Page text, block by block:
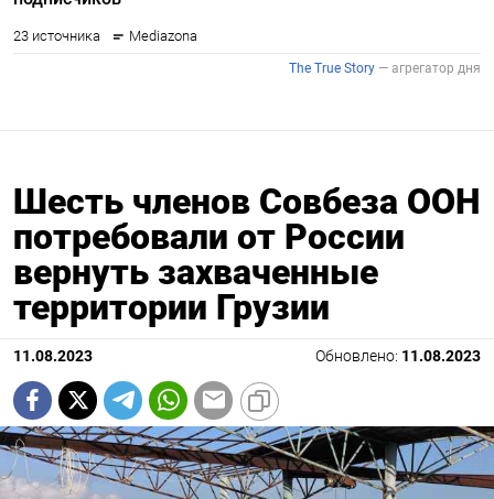
Шесть членов Совбеза ООН
потребовали от России
вернуть захваченные
территории Грузии
11.08.2023 Обновлено: 11.08.2023